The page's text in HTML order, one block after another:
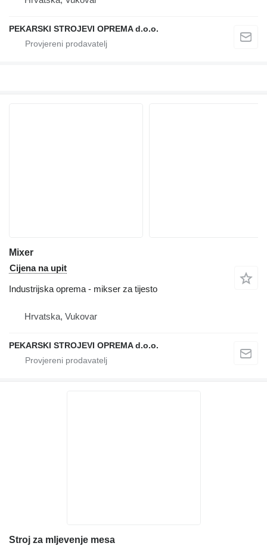
PEKARSKI STROJEVI OPREMA d.o.o.
Mixer
Cijena na upit
Industrijska oprema - mikser za tijesto
Hrvatska, Vukovar
PEKARSKI STROJEVI OPREMA d.o.o.
Stroj za mljevenje mesa